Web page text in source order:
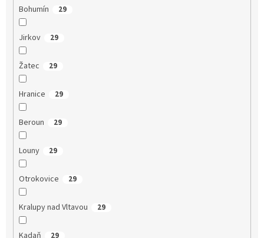
Bohumín 29
Jirkov 29
Žatec 29
Hranice 29
Beroun 29
Louny 29
Otrokovice 29
Kralupy nad Vltavou 29
29